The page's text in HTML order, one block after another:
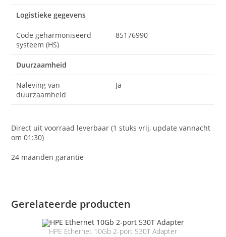
Logistieke gegevens
Code geharmoniseerd
systeem (HS)
85176990
Duurzaamheid
Naleving van
duurzaamheid
Ja
Direct uit voorraad leverbaar (1 stuks vrij, update vannacht
om 01:30)
24 maanden garantie
Gerelateerde producten
HPE Ethernet 10Gb 2-port 530T Adapter